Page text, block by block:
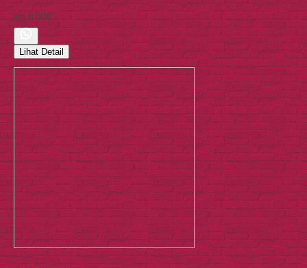
Rp 8.000
Lihat Detail